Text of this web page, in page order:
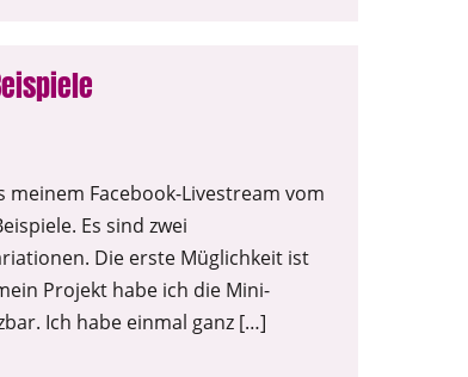
Facebook-Livestream vom
Es sind zwei
Die erste Müglichkeit ist
Projekt habe ich die Mini-
Ich habe einmal ganz […]